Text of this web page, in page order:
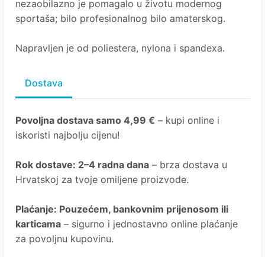
nezaobilazno je pomagalo u životu modernog
sportaša; bilo profesionalnog bilo amaterskog.
Napravljen je od poliestera, nylona i spandexa.
Dostava
Povoljna dostava samo 4,99 € – kupi online i
iskoristi najbolju cijenu!
Rok dostave: 2–4 radna dana – brza dostava u
Hrvatskoj za tvoje omiljene proizvode.
Plaćanje: Pouzećem, bankovnim prijenosom ili
karticama – sigurno i jednostavno online plaćanje
za povoljnu kupovinu.